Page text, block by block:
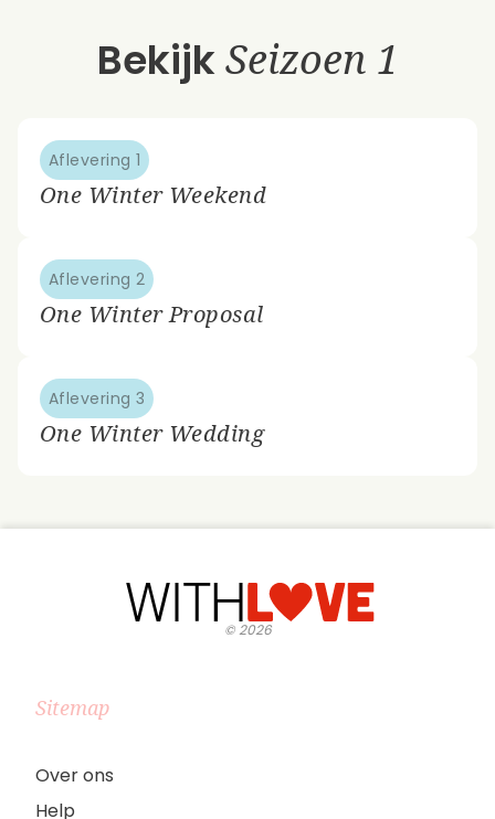
Bekijk Seizoen 1
Aflevering 1
One Winter Weekend
Aflevering 2
One Winter Proposal
Aflevering 3
One Winter Wedding
©2026
Sitemap
Over ons
Help